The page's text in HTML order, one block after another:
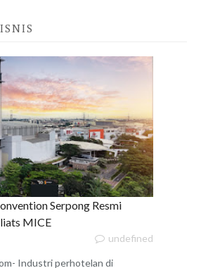
Serpong Resmi
MICE
undefined
Industri perhotelan di